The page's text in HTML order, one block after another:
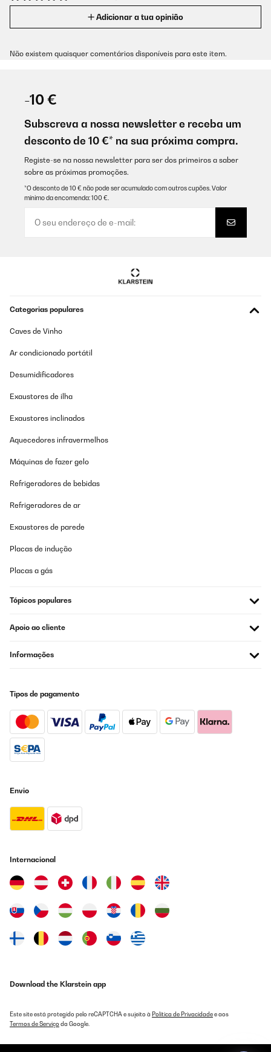
Adicionar a tua opinião
Não existem quaisquer comentários disponíveis para este item.
-10 €
Subscreva a nossa newsletter e receba um
desconto de 10 €* na sua próxima compra.
Registe-se na nossa newsletter para ser dos primeiros a saber
sobre as próximas promoções.
*O desconto de 10 € não pode ser acumulado com outros cupões. Valor
mínimo da encomenda: 100 €.
Categorias populares
Caves de Vinho
Ar condicionado portátil
Desumidificadores
Exaustores de ilha
Exaustores inclinados
Aquecedores infravermelhos
Máquinas de fazer gelo
Refrigeradores de bebidas
Refrigeradores de ar
Exaustores de parede
Placas de indução
Placas a gás
Tópicos populares
Apoio ao cliente
Informações
Tipos de pagamento
Envio
Internacional
Download the Klarstein app
Este site está protegido pelo reCAPTCHA e sujeito à Política de Privacidadee aos
Termos de Serviçoda Google.